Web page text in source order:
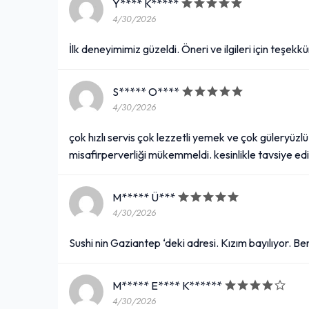
Y**** K*****
4/30/2026
İlk deneyimimiz güzeldi. Öneri ve ilgileri için
S***** O****
4/30/2026
çok hızlı servis çok lezzetli yemek ve çok
misafirperverliği mükemmeldi. kesinlikle tavsiye
M***** Ü***
4/30/2026
Sushi nin Gaziantep ‘deki adresi. Kızım bayılıyor.
M***** E**** K******
4/30/2026